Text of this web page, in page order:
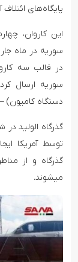
پایگاه‌های
این کاروان،
سوریه در ماه
دستگاه کامیون) – (۱۳ تیر، ۶۰ دستگاه
گذرگاه الولید
توسط آمریکا
گذرگاه و از
میشوند.